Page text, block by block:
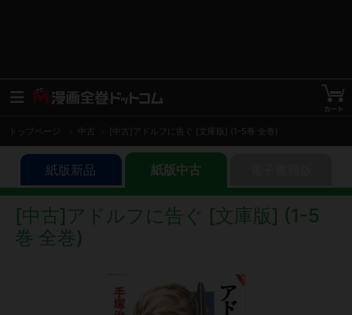
トップページ 中古 [中古]アドルフに告ぐ [文庫版] (1-5巻 全巻)
紙版新品 紙版中古
[中古]アドルフに告ぐ [文庫版] (1-5
巻 全巻)